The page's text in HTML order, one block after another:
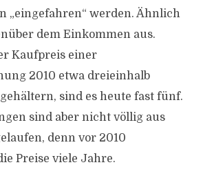
„eingefahren“ werden. Ähnlich
dem Einkommen aus.
Kaufpreis einer
2010 etwa dreieinhalb
sind es heute fast fünf.
sind aber nicht völlig aus
denn vor 2010
Preise viele Jahre.